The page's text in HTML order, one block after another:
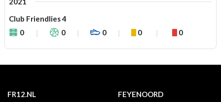
Club Friendlies 4
0
0 0 0 0
FR12.NL
FEYENOORD